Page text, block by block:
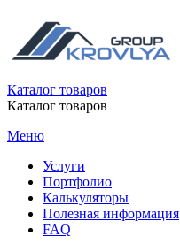
Каталог товаров
Каталог товаров
Меню
Услуги
Портфолио
Калькуляторы
Полезная информация
FAQ